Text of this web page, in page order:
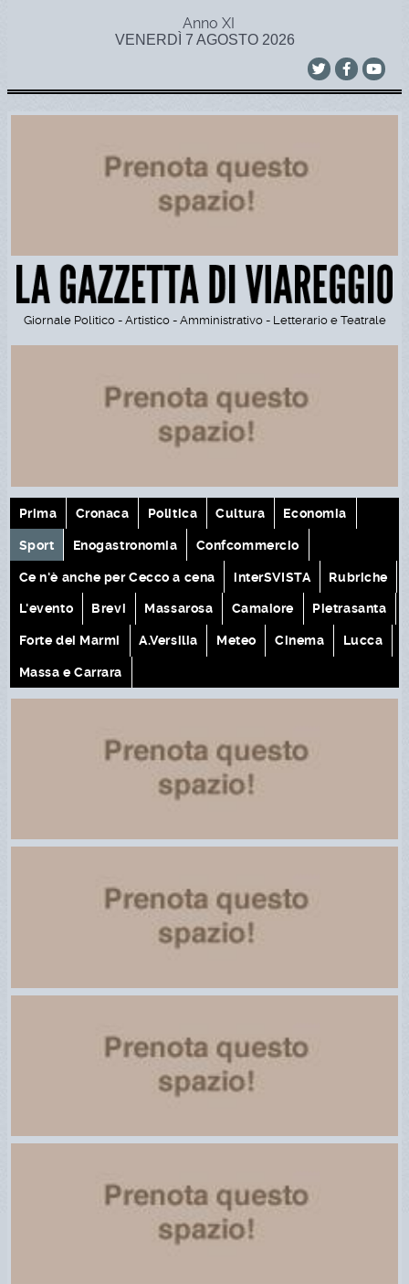
Anno XI
VENERDÌ 7 AGOSTO 2026
Giornale Politico - Artistico - Amministrativo - Letterario e Teatrale
Prima Cronaca Politica Cultura Economia
Sport Enogastronomia Confcommercio
Ce n'è anche per Cecco a cena interSVISTA Rubriche
L'evento Brevi Massarosa Camaiore Pietrasanta
Forte dei Marmi A.Versilia Meteo Cinema Lucca
Massa e Carrara